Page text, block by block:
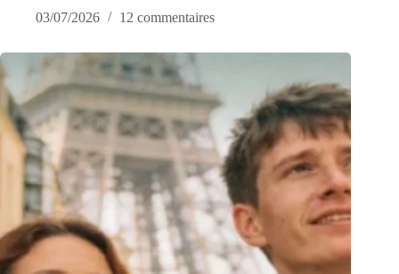
03/07/2026
12 commentaires